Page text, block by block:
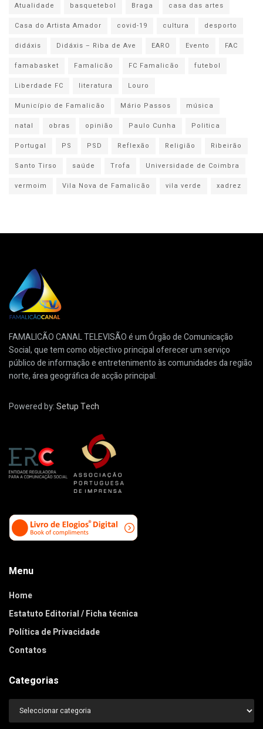
Atualidade
basquetebol Braga
casa das artes
Casa do Artista Amador
covid-19 cultura
desporto
didáxis
Didáxis – Riba de Ave EARO Evento
FAC
famabasket
Famalicão FC Famalicão
futebol
Liberdade FC
literatura
Louro
Município de Famalicão
Mário Passos
música
natal
obras opinião Paulo Cunha
Politica
Portugal
PS PSD Reflexão Religião
Ribeirão
Santo Tirso
saúde Trofa
Universidade de Coimbra
vermoim
Vila Nova de Famalicão vila verde xadrez
FAMALICÃO CANAL TELEVISÃO é um Órgão de Comunicação
Social, que tem como objectivo principal oferecer um serviço
público de informação e entretenimento às comunidades da região
norte, área geográfica de acção principal.
Powered by:Setup Tech
Menu
Home
Estatuto Editorial / Ficha técnica
Política de Privacidade
Contatos
Categorias
Categorias